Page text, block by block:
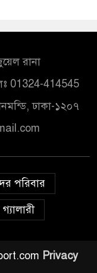
রানা
01324-414545
ঢাকা-১২০৭
পরিবার
Privacy